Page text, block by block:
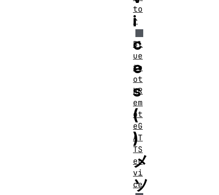
i
c
e
s
(
)
メ
ソ
to
r
Bl
ue
to
ot
hR
em
ot
eG
AT
TS
er
vi
ce